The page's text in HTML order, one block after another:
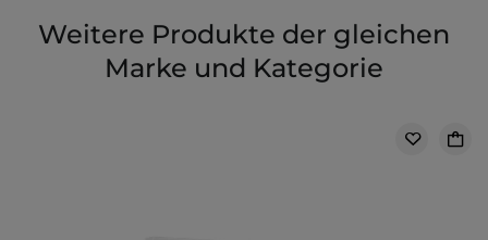
Weitere Produkte der gleichen
Marke und Kategorie